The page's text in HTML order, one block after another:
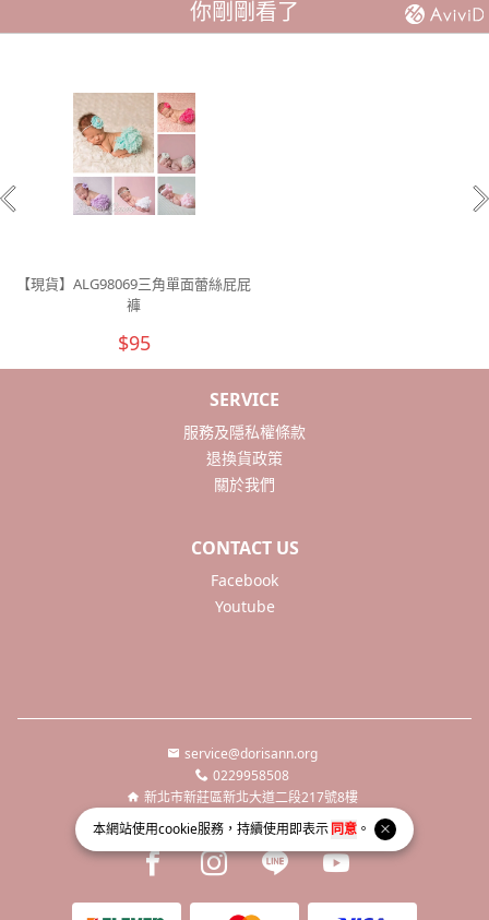
本網站使用cookie服務，持續使用即表示同意 。
你剛剛看了
【現貨】ALG98069三角單面蕾絲屁屁
褲
$95
SERVICE
服務及隱私權條款
退換貨政策
關於我們
CONTACT US
Facebook
Youtube
service@dorisann.org
0229958508
新北市新莊區新北大道二段217號8樓
統一編號 66450532
Facebook pageInstagram page
Line pageYoutube page